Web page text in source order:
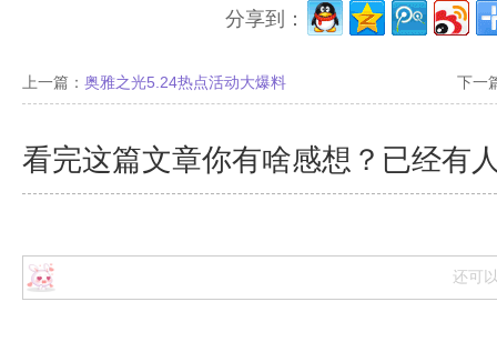
分享到：
上一篇： 奥雅之光5.24热点活动大爆料 下一
看完这篇文章你有啥感想？已经有
还可